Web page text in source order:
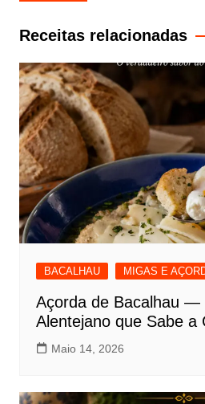
artigos
Receitas relacionadas
BACALHAU MIGAS E
Açorda de Bacalhau —
Alentejano que Sabe a
Maio 14, 2026